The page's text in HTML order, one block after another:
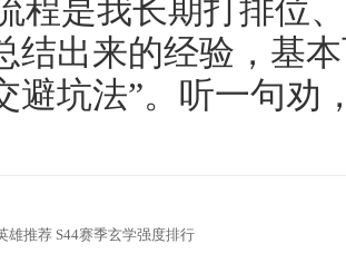
程是我长期打排位
结出来的经验，基
避坑法”。听一句劝
雄推荐 S44赛季玄学强度排行